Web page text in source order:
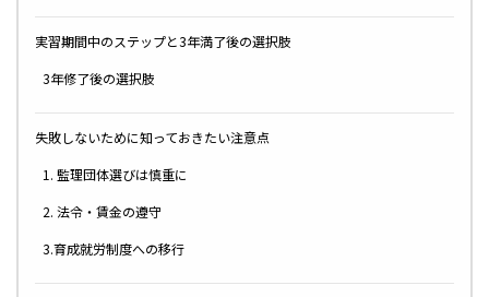
実習期間中のステップと3年満了後の選択肢
3年修了後の選択肢
失敗しないために知っておきたい注意点
1. 監理団体選びは慎重に
2. 法令・賃金の遵守
3.育成就労制度への移行